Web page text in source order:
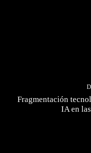
Fragmentación
IA en